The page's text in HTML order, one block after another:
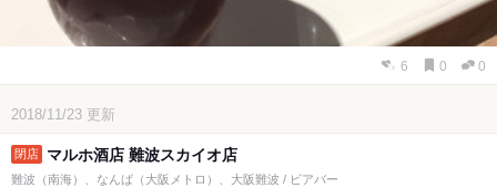
6 0 0
2018/11/23 更新
マルホ酒店 難波スカイオ店
難波（南海）、なんば（大阪メトロ）、大阪難波 / ビアバー